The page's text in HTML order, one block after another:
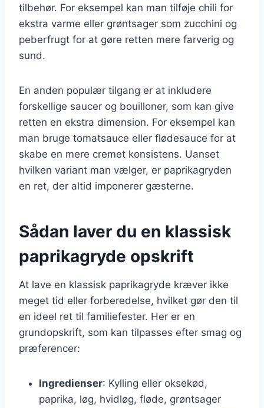
tilbehør. For eksempel kan man tilføje chili for
ekstra varme eller grøntsager som zucchini og
peberfrugt for at gøre retten mere farverig og
sund.
En anden populær tilgang er at inkludere
forskellige saucer og bouilloner, som kan give
retten en ekstra dimension. For eksempel kan
man bruge tomatsauce eller flødesauce for at
skabe en mere cremet konsistens. Uanset
hvilken variant man vælger, er paprikagryden
en ret, der altid imponerer gæsterne.
Sådan laver du en klassisk
paprikagryde opskrift
At lave en klassisk paprikagryde kræver ikke
meget tid eller forberedelse, hvilket gør den til
en ideel ret til familiefester. Her er en
grundopskrift, som kan tilpasses efter smag og
præferencer:
Ingredienser: Kylling eller oksekød,
paprika, løg, hvidløg, fløde, grøntsager